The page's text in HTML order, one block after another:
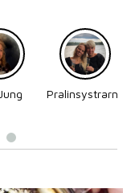
Pralinsystrarna